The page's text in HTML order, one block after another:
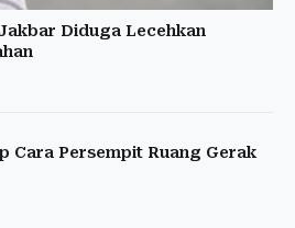
Diduga Lecehkan
Cara Persempit Ruang Gerak